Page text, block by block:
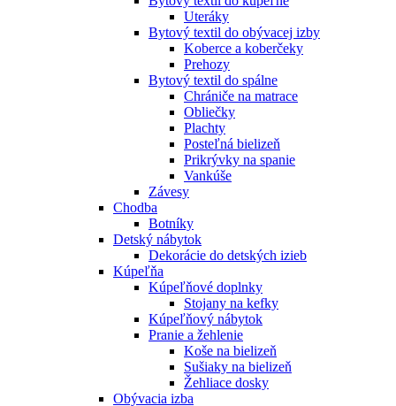
Uteráky
Bytový textil do obývacej izby
Koberce a koberčeky
Prehozy
Bytový textil do spálne
Chrániče na matrace
Obliečky
Plachty
Posteľná bielizeň
Prikrývky na spanie
Vankúše
Závesy
Chodba
Botníky
Detský nábytok
Dekorácie do detských izieb
Kúpeľňa
Kúpeľňové doplnky
Stojany na kefky
Kúpeľňový nábytok
Pranie a žehlenie
Koše na bielizeň
Sušiaky na bielizeň
Žehliace dosky
Obývacia izba